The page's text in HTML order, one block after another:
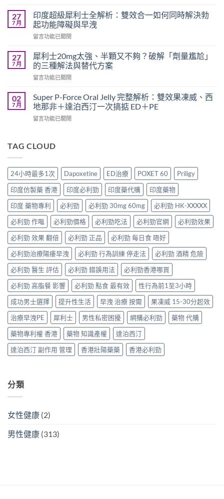
要
多
久？
完
指
南：
港
性
必
讀
安
與
療
效
評
估〉
中
利
勁
可
以
犀
利
士
一
吃
嗎？
師
解
用
條
件、
風
險
與
安
全
指
南〉
中
27
7 月
印度超級犀利士全解析：雙效合一如何同時解決勃
起功能障礙與早洩
在
度
超
級
犀
士
全
解
析：
合
何
同
時
解
決
勃
起
功
能
障
礙
與
早
洩〉
中
留言功能已關閉
27
7 月
犀利士20mg太強、半顆又不夠？破解「劑量尷尬」
的三種解法與替代方案
在
利
士
20mg
太
顆
夠？
破
解
「劑
量
尷
尬」
的
三
種
解
法
與
替
代
方
案〉
中
留言功能已關閉
02
7 月
Super P-Force Oral Jelly 完整解析：雙效果凍威、西
地那非＋達泊西汀一次搞掂 ED＋PE
在
Force
完
整
解
析：
雙
效
果
凍
威、
西
地
那
非
＋
達
泊
西
汀
一
次
搞
掂
ED
留言功能已關閉
TAG CLOUD
24小時最多1次 Dapoxetine ED治療 POXET 60
Priligy
印度仿製藥 香港
印度必利勁 印度藥代購
印度藥物
印度 藥物專利
必利勁 必利勁 30mg 60mg
必利勁 HK-XXXXX
必利勁 作嘔
必利勁價格 必利勁吃法 必利勁官網
必利勁效果
必利勁 效果 翻倍
必利勁 正品
必利勁 每日食 唔好
必利勁治療陽痿早洩
必利勁 行為訓練 停走法
必利勁 酒精 危險
必利勁 醫生 評估
必利勁 錯誤用法
必利勁香港哪買
必利勁 高脂餐 影響
必利勁 點食 最有效
性行為前1至3小時
成功男士選擇
提升性生活 早洩 治療 按需
果凍威 15-30分起效
治療早洩PE
犀利士 男性私密困擾 網購必利勁
藥物 代購
藥物專利權 香港
藥物 知識產權
達泊西汀
達泊西汀 副作用 管理
香港壯陽藥藥 香港必利勁
分類
女性健康 (2)
男性健康 (313)